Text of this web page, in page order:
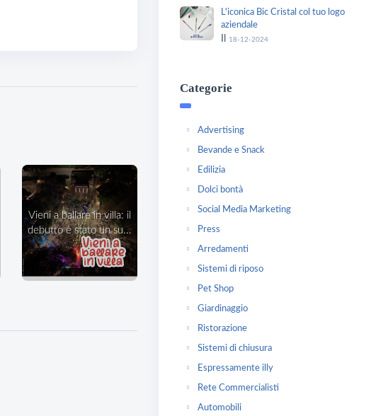
vieni a ballare in villa: il
debutto è stato un su...
L'iconica Bic Cristal col tuo logo
aziendale
18-12-2024
Categorie
Advertising
Bevande e Snack
Edilizia
Dolci bontà
Social Media Marketing
Press
Arredamenti
Sistemi di riposo
Pet Shop
Giardinaggio
Ristorazione
Sistemi di chiusura
Espressamente illy
Rete Commercialisti
Automobili